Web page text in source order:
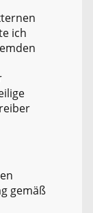
ich
gemäß